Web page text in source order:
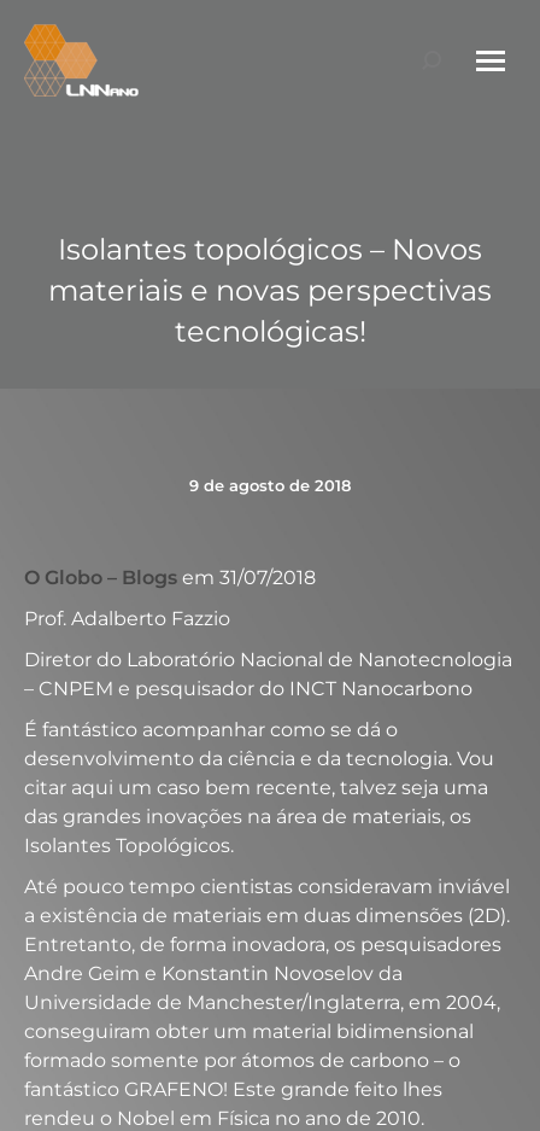
Search:
Isolantes topológicos – Novos
materiais e novas perspectivas
tecnológicas!
9 de agosto de 2018
O Globo – Blogs em 31/07/2018
Prof. Adalberto Fazzio
Diretor do Laboratório Nacional de Nanotecnologia
– CNPEM e pesquisador do INCT Nanocarbono
É fantástico acompanhar como se dá o
desenvolvimento da ciência e da tecnologia. Vou
citar aqui um caso bem recente, talvez seja uma
das grandes inovações na área de materiais, os
Isolantes Topológicos.
Até pouco tempo cientistas consideravam inviável
a existência de materiais em duas dimensões (2D).
Entretanto, de forma inovadora, os pesquisadores
Andre Geim e Konstantin Novoselov da
Universidade de Manchester/Inglaterra, em 2004,
conseguiram obter um material bidimensional
formado somente por átomos de carbono – o
fantástico GRAFENO! Este grande feito lhes
rendeu o Nobel em Física no ano de 2010.